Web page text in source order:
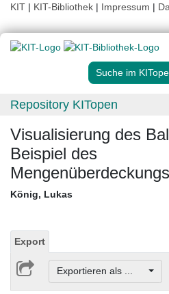
KIT | KIT-Bibliothek | Impressum |
Suche im
Repository KITopen
Visualisierung des
Beispiel des
König, Lukas
Export
Exportieren als ...